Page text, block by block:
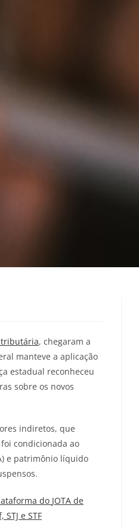
, chegaram a
manteve a aplicação
estadual reconheceu
sobre os novos
indiretos, que
condicionada ao
e patrimônio líquido
do JOTA de
e STF